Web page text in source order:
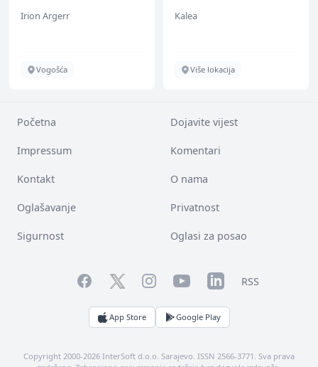
Irion Argerr
Vogošća
Kalea
Više lokacija
Početna Dojavite vijest
Impressum Komentari
Kontakt O nama
Oglašavanje Privatnost
Sigurnost Oglasi za posao
FacebookTwitterInstagramYouTubeLinkedInRSS
App Store Google Play
Copyright 2000-2026 InterSoft d.o.o. Sarajevo. ISSN 2566-3771. Sva prava